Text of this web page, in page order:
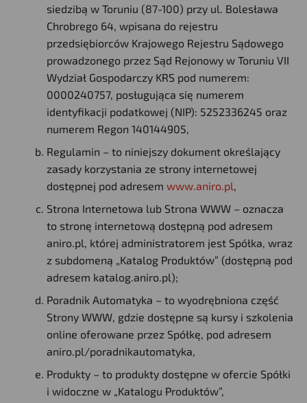
siedzibą w Toruniu (87-100) przy ul. Bolesława
Chrobrego 64, wpisana do rejestru
przedsiębiorców Krajowego Rejestru Sądowego
prowadzonego przez Sąd Rejonowy w Toruniu VII
Wydział Gospodarczy KRS pod numerem:
0000240757, posługująca się numerem
identyfikacji podatkowej (NIP): 5252336245 oraz
numerem Regon 140144905,
Regulamin – to niniejszy dokument określający
zasady korzystania ze strony internetowej
dostępnej pod adresem www.aniro.pl,
Strona Internetowa lub Strona WWW – oznacza
to stronę internetową dostępną pod adresem
aniro.pl, której administratorem jest Spółka, wraz
z subdomeną „Katalog Produktów” (dostępną pod
adresem katalog.aniro.pl);
Poradnik Automatyka – to wyodrębniona część
Strony WWW, gdzie dostępne są kursy i szkolenia
online oferowane przez Spółkę, pod adresem
aniro.pl/poradnikautomatyka,
Produkty – to produkty dostępne w ofercie Spółki
i widoczne w „Katalogu Produktów”,